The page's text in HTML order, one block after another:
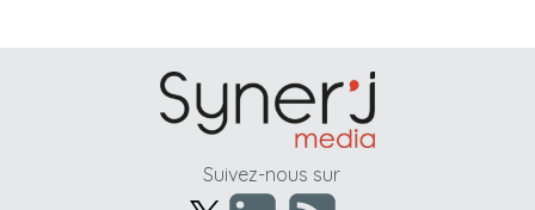
Suivez-nous sur